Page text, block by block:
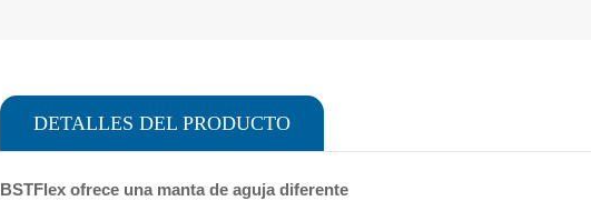
DETALLES DEL PRODUCTO
BSTFlex ofrece una manta de aguja diferente